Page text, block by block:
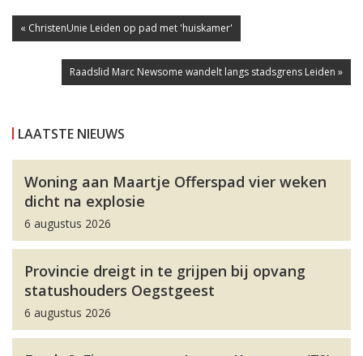
« ChristenUnie Leiden op pad met 'huiskamer'
Raadslid Marc Newsome wandelt langs stadsgrens Leiden »
LAATSTE NIEUWS
Woning aan Maartje Offerspad vier weken
dicht na explosie
6 augustus 2026
Provincie dreigt in te grijpen bij opvang
statushouders Oegstgeest
6 augustus 2026